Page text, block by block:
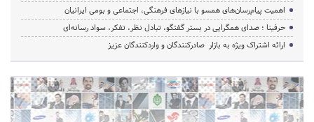
اهمیت پیام‌رسان‌های همسو با نیازهای فرهنگی، اجتماعی و بومی ایرانیان
حرفینا ؛ صدای همگرایی در بستر گفتگو، تبادل نظر، تفکر، سواد رسانه‌ای
ارائه اشتراک ویژه به بازار صادرکنندگان و واردکنندگان عزیز